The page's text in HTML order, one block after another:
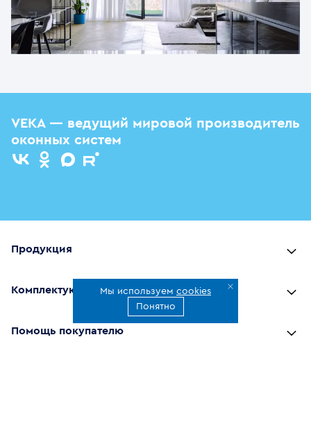
Мы используем cookies
Понятно
VEKA — ведущий мировой производитель
оконных систем
Продукция
Комплектующие
Помощь покупателю